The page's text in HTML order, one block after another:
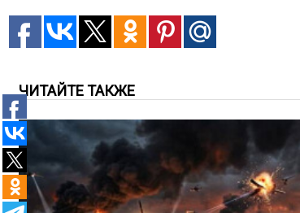
ЧИТАЙТЕ ТАКЖЕ